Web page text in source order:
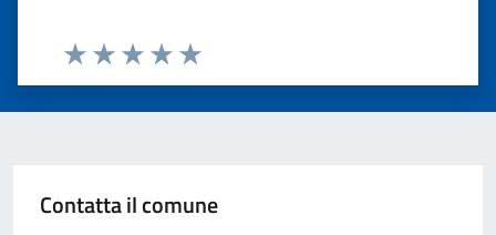
Valuta 5 stelle su 5
Valuta 4 stelle su 5
Valuta 3 stelle su 5
Valuta 2 stelle su 5
Valuta 1 stelle su 5
Contatta il comune